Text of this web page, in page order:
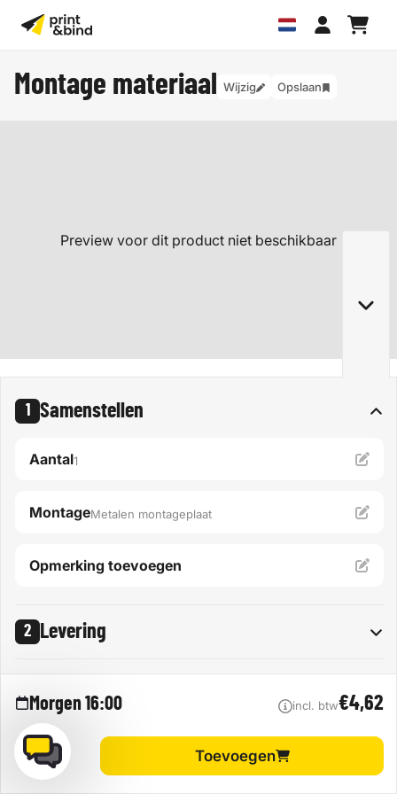
Montage materiaal Wijzig Opslaan
Preview voor dit product niet beschikbaar
1 Samenstellen
Aantal1
MontageMetalen montageplaat
Opmerking toevoegen
1000
2 Levering
Leverwijze
Morgen 16:00 incl. btw€4,62
Toevoegen